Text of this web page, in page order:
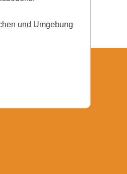
und Umgebung